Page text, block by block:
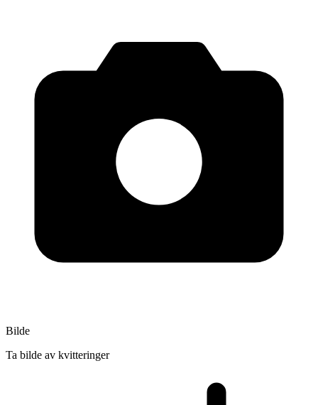
Bilde
Ta bilde av kvitteringer